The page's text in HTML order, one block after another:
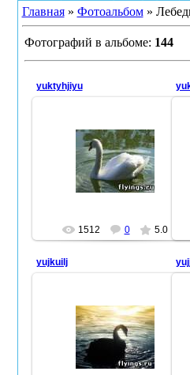
Главная» Фотоальбом»
Фотографий в альбоме: 144
yuktyhjiyu
26.10.2010
farid47
1512 0 5.0
yujkuilj
26.10.2010
farid47